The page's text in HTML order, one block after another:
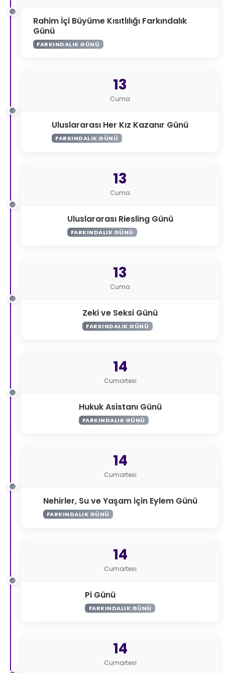
Rahim İçi Büyüme Kısıtlılığı Farkındalık
Günü
FARKINDALIK GÜNÜ
13
Cuma
Uluslararası Her Kız Kazanır Günü
FARKINDALIK GÜNÜ
13
Cuma
Uluslararası Riesling Günü
FARKINDALIK GÜNÜ
13
Cuma
Zeki ve Seksi Günü
FARKINDALIK GÜNÜ
14
Cumartesi
Hukuk Asistanı Günü
FARKINDALIK GÜNÜ
14
Cumartesi
Nehirler, Su ve Yaşam için Eylem Günü
FARKINDALIK GÜNÜ
14
Cumartesi
Pi Günü
FARKINDALIK GÜNÜ
14
Cumartesi